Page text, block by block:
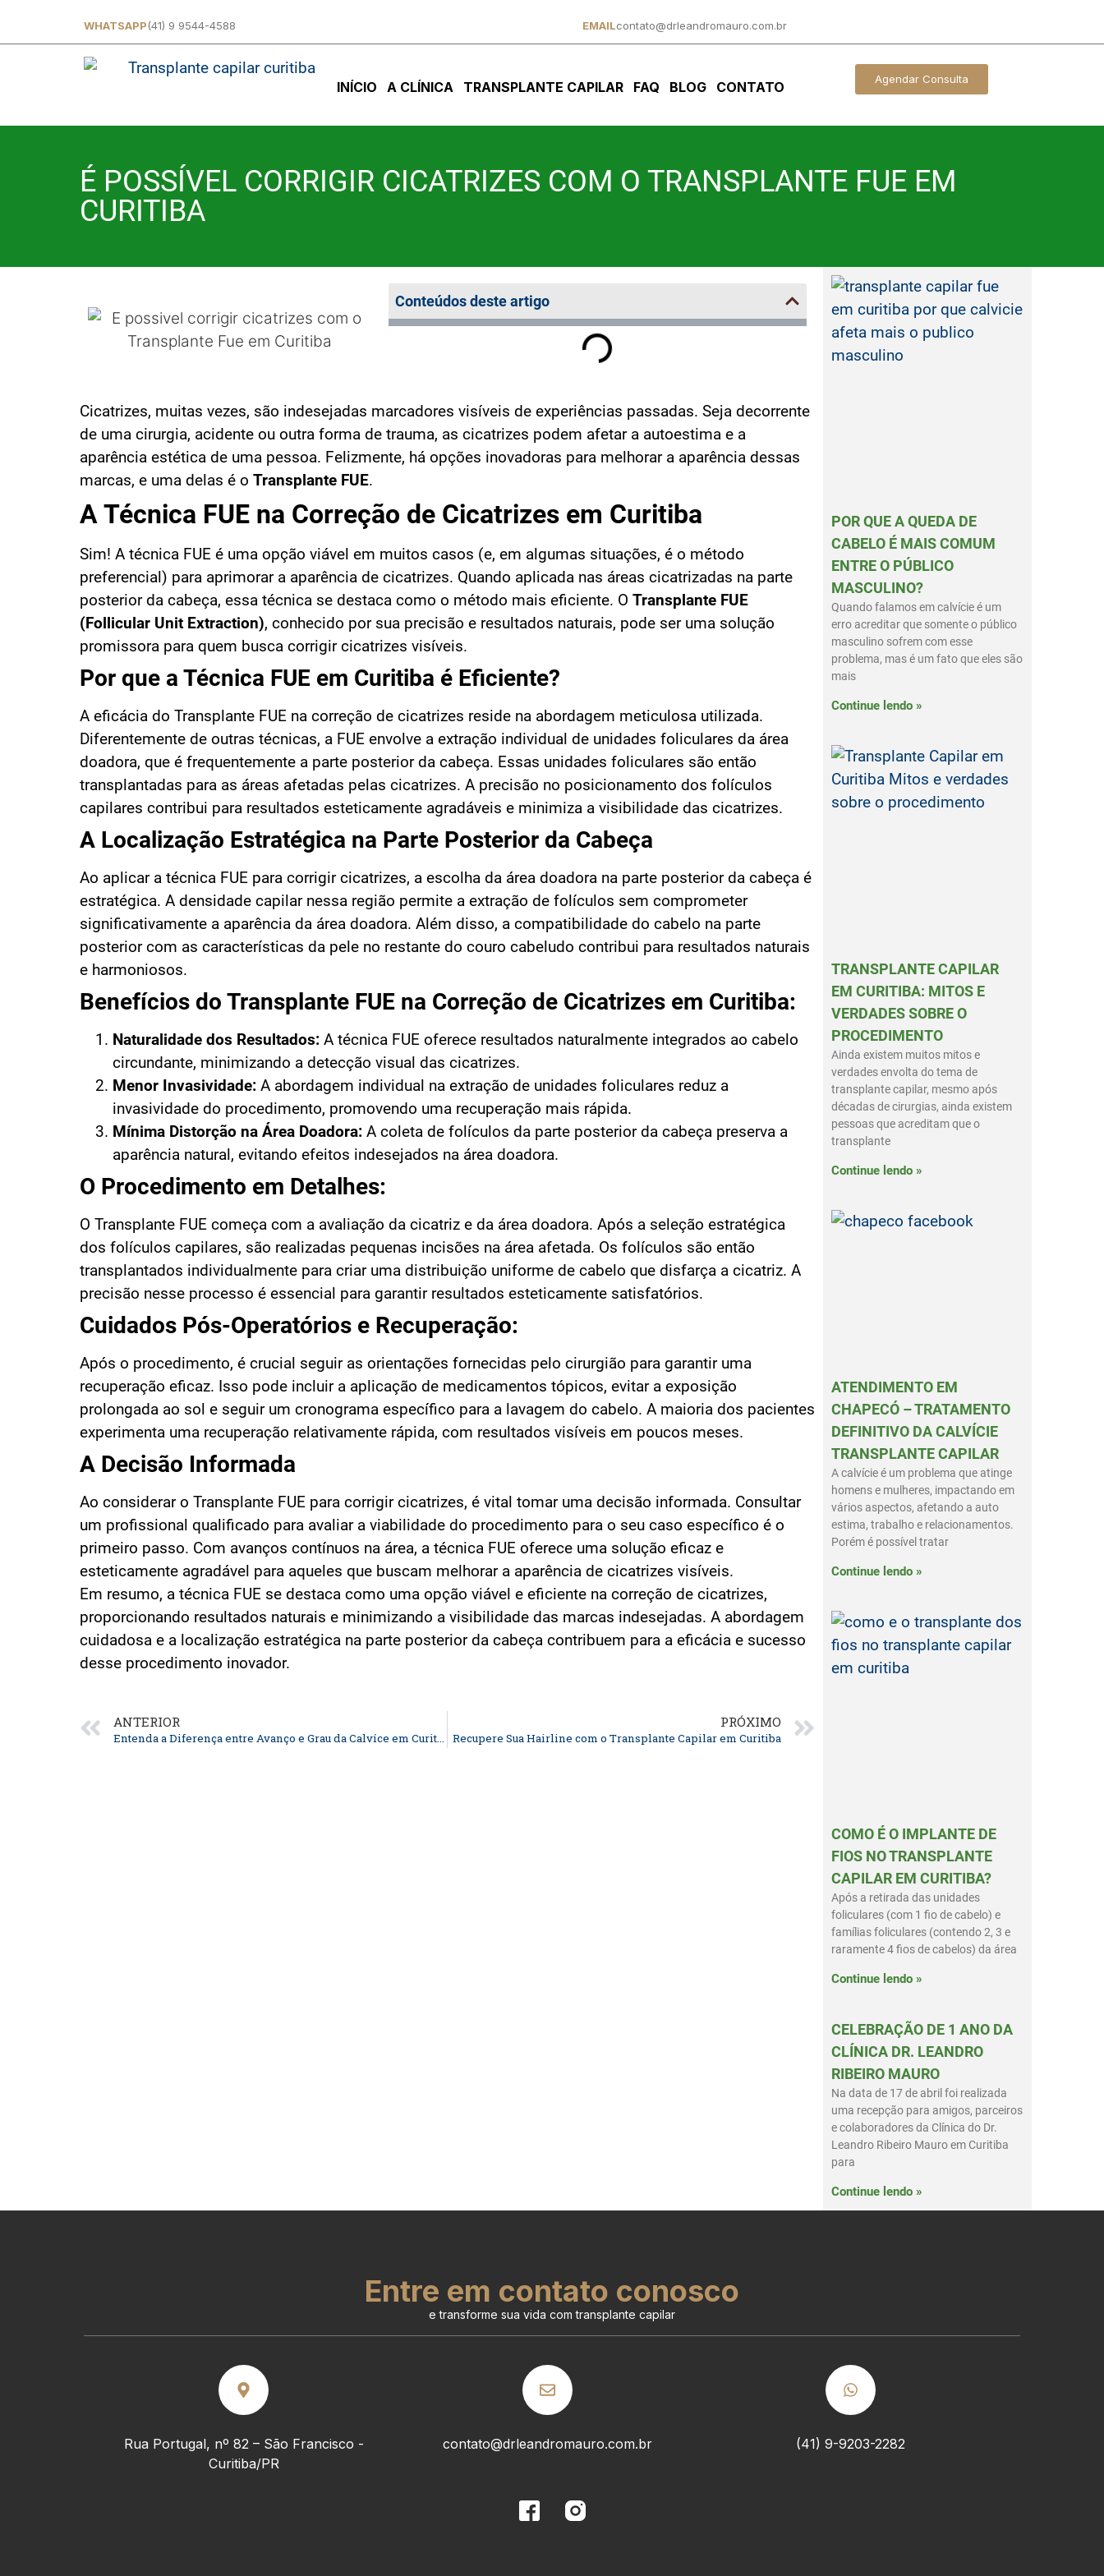
WHATSAPP(41) 9 9544-4588 EMAILcontato@drleandromauro.com.br
INÍCIO A CLÍNICA TRANSPLANTE CAPILAR FAQ BLOG CONTATO Agendar Consulta
É POSSÍVEL CORRIGIR CICATRIZES COM O TRANSPLANTE FUE EM
CURITIBA
Conteúdos deste artigo
Cicatrizes, muitas vezes, são indesejadas marcadores visíveis de experiências passadas. Seja decorrente
de uma cirurgia, acidente ou outra forma de trauma, as cicatrizes podem afetar a autoestima e a
aparência estética de uma pessoa. Felizmente, há opções inovadoras para melhorar a aparência dessas
marcas, e uma delas é o Transplante FUE.
A Técnica FUE na Correção de Cicatrizes em Curitiba
Sim! A técnica FUE é uma opção viável em muitos casos (e, em algumas situações, é o método
preferencial) para aprimorar a aparência de cicatrizes. Quando aplicada nas áreas cicatrizadas na parte
posterior da cabeça, essa técnica se destaca como o método mais eficiente. O Transplante FUE
(Follicular Unit Extraction), conhecido por sua precisão e resultados naturais, pode ser uma solução
promissora para quem busca corrigir cicatrizes visíveis.
Por que a Técnica FUE em Curitiba é Eficiente?
A eficácia do Transplante FUE na correção de cicatrizes reside na abordagem meticulosa utilizada.
Diferentemente de outras técnicas, a FUE envolve a extração individual de unidades foliculares da área
doadora, que é frequentemente a parte posterior da cabeça. Essas unidades foliculares são então
transplantadas para as áreas afetadas pelas cicatrizes. A precisão no posicionamento dos folículos
capilares contribui para resultados esteticamente agradáveis e minimiza a visibilidade das cicatrizes.
A Localização Estratégica na Parte Posterior da Cabeça
Ao aplicar a técnica FUE para corrigir cicatrizes, a escolha da área doadora na parte posterior da cabeça é
estratégica. A densidade capilar nessa região permite a extração de folículos sem comprometer
significativamente a aparência da área doadora. Além disso, a compatibilidade do cabelo na parte
posterior com as características da pele no restante do couro cabeludo contribui para resultados naturais
e harmoniosos.
Benefícios do Transplante FUE na Correção de Cicatrizes em Curitiba:
Naturalidade dos Resultados: A técnica FUE oferece resultados naturalmente integrados ao cabelo
circundante, minimizando a detecção visual das cicatrizes.
Menor Invasividade: A abordagem individual na extração de unidades foliculares reduz a
invasividade do procedimento, promovendo uma recuperação mais rápida.
Mínima Distorção na Área Doadora: A coleta de folículos da parte posterior da cabeça preserva a
aparência natural, evitando efeitos indesejados na área doadora.
O Procedimento em Detalhes:
O Transplante FUE começa com a avaliação da cicatriz e da área doadora. Após a seleção estratégica
dos folículos capilares, são realizadas pequenas incisões na área afetada. Os folículos são então
transplantados individualmente para criar uma distribuição uniforme de cabelo que disfarça a cicatriz. A
precisão nesse processo é essencial para garantir resultados esteticamente satisfatórios.
Cuidados Pós-Operatórios e Recuperação:
Após o procedimento, é crucial seguir as orientações fornecidas pelo cirurgião para garantir uma
recuperação eficaz. Isso pode incluir a aplicação de medicamentos tópicos, evitar a exposição
prolongada ao sol e seguir um cronograma específico para a lavagem do cabelo. A maioria dos pacientes
experimenta uma recuperação relativamente rápida, com resultados visíveis em poucos meses.
A Decisão Informada
Ao considerar o Transplante FUE para corrigir cicatrizes, é vital tomar uma decisão informada. Consultar
um profissional qualificado para avaliar a viabilidade do procedimento para o seu caso específico é o
primeiro passo. Com avanços contínuos na área, a técnica FUE oferece uma solução eficaz e
esteticamente agradável para aqueles que buscam melhorar a aparência de cicatrizes visíveis.
Em resumo, a técnica FUE se destaca como uma opção viável e eficiente na correção de cicatrizes,
proporcionando resultados naturais e minimizando a visibilidade das marcas indesejadas. A abordagem
cuidadosa e a localização estratégica na parte posterior da cabeça contribuem para a eficácia e sucesso
desse procedimento inovador.
ANTERIOR
Entenda a Diferença entre Avanço e Grau da Calvíce em Curitiba
PRÓXIMO
Recupere Sua Hairline com o Transplante Capilar em Curitiba
POR QUE A QUEDA DE
CABELO É MAIS COMUM
ENTRE O PÚBLICO
MASCULINO?
Quando falamos em calvície é um
erro acreditar que somente o público
masculino sofrem com esse
problema, mas é um fato que eles são
mais
Continue lendo »
TRANSPLANTE CAPILAR
EM CURITIBA: MITOS E
VERDADES SOBRE O
PROCEDIMENTO
Ainda existem muitos mitos e
verdades envolta do tema de
transplante capilar, mesmo após
décadas de cirurgias, ainda existem
pessoas que acreditam que o
transplante
Continue lendo »
ATENDIMENTO EM
CHAPECÓ – TRATAMENTO
DEFINITIVO DA CALVÍCIE
TRANSPLANTE CAPILAR
A calvície é um problema que atinge
homens e mulheres, impactando em
vários aspectos, afetando a auto
estima, trabalho e relacionamentos.
Porém é possível tratar
Continue lendo »
COMO É O IMPLANTE DE
FIOS NO TRANSPLANTE
CAPILAR EM CURITIBA?
Após a retirada das unidades
foliculares (com 1 fio de cabelo) e
famílias foliculares (contendo 2, 3 e
raramente 4 fios de cabelos) da área
Continue lendo »
CELEBRAÇÃO DE 1 ANO DA
CLÍNICA DR. LEANDRO
RIBEIRO MAURO
Na data de 17 de abril foi realizada
uma recepção para amigos, parceiros
e colaboradores da Clínica do Dr.
Leandro Ribeiro Mauro em Curitiba
para
Continue lendo »
Entre em contato conosco
e transforme sua vida com transplante capilar
Rua Portugal, nº 82 – São Francisco -
Curitiba/PR
contato@drleandromauro.com.br (41) 9-9203-2282